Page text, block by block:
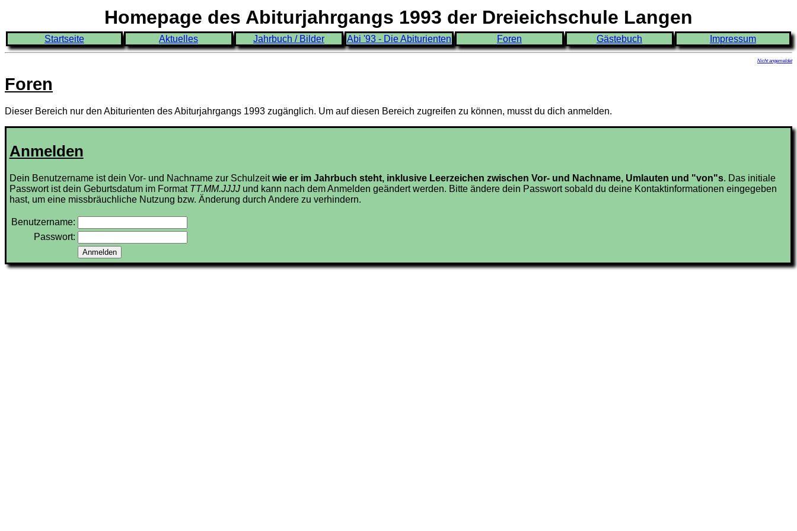
Homepage des Abiturjahrgangs 1993 der Dreieichschule Langen
Startseite Aktuelles Jahrbuch / Bilder Abi '93 - Die Abiturienten Foren Gästebuch Impressum
Nicht angemeldet
Foren
Dieser Bereich nur den Abiturienten des Abiturjahrgangs 1993 zugänglich. Um auf diesen Bereich zugreifen zu können, musst du dich anmelden.
Anmelden
Dein Benutzername ist dein Vor- und Nachname zur Schulzeitwie er im Jahrbuch steht, inklusive Leerzeichen zwischen Vor- und Nachname, Umlauten und "von"s. Das initiale
Passwort ist dein Geburtsdatum im Format TT.MM.JJJJund kann nach dem Anmelden geändert werden. Bitte ändere dein Passwort sobald du deine Kontaktinformationen eingegeben
hast, um eine missbräuchliche Nutzung bzw. Änderung durch Andere zu verhindern.
Benutzername:
Passwort: